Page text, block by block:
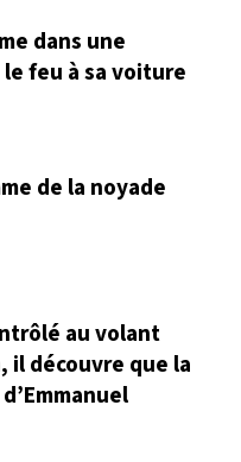
dans une
feu à sa voiture
de la noyade
au volant
il découvre que la